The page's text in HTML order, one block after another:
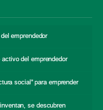
emprendedor
del emprendedor
social” para emprender
se descubren